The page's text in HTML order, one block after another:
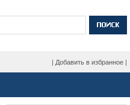
| Добавить в избранное |